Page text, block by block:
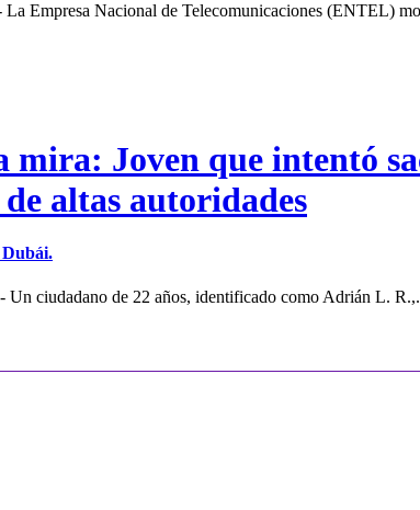
Empresa Nacional de Telecomunicaciones (ENTEL)
mira: Joven que intentó
altas autoridades
Dubái.
ciudadano de 22 años, identificado como Adrián L.